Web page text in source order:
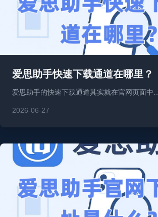
爱思助手快速下载通道在哪里？
爱思助手的快速下载通道其实就在官网页面中
2026-06-27